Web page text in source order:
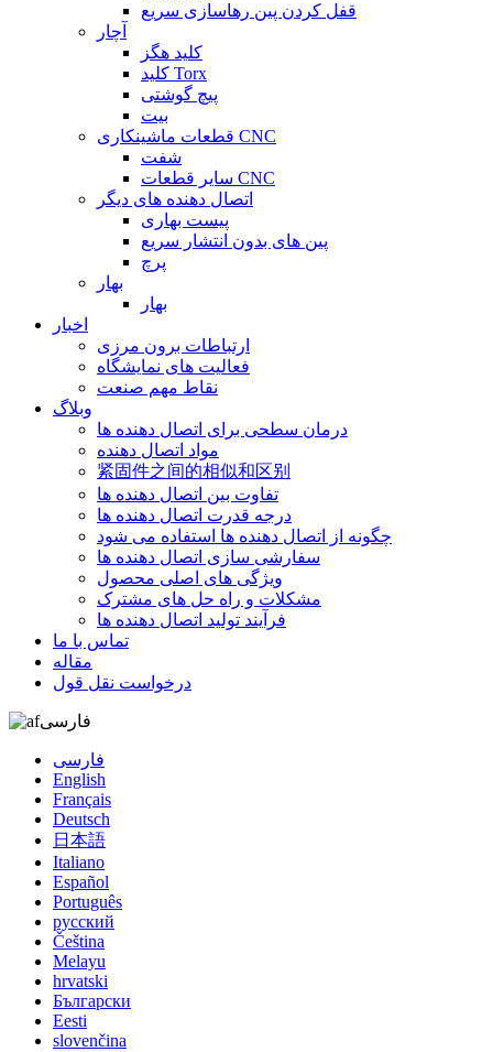
قفل کردن پین رهاسازی سریع
آچار
کلید هگز
کلید Torx
پیچ گوشتی
بیت
قطعات ماشینکاری CNC
شفت
سایر قطعات CNC
اتصال دهنده های دیگر
پیست بهاری
پین های بدون انتشار سریع
پرچ
بهار
بهار
اخبار
ارتباطات برون مرزی
فعالیت های نمایشگاه
نقاط مهم صنعت
وبلاگ
درمان سطحی برای اتصال دهنده ها
مواد اتصال دهنده
紧固件之间的相似和区别
تفاوت بین اتصال دهنده ها
درجه قدرت اتصال دهنده ها
چگونه از اتصال دهنده ها استفاده می شود
سفارشی سازی اتصال دهنده ها
ویژگی های اصلی محصول
مشکلات و راه حل های مشترک
فرآیند تولید اتصال دهنده ها
تماس با ما
مقاله
درخواست نقل قول
فارسی
فارسی
English
Français
Deutsch
日本語
Italiano
Español
Português
русский
Čeština
Melayu
hrvatski
Български
Eesti
slovenčina